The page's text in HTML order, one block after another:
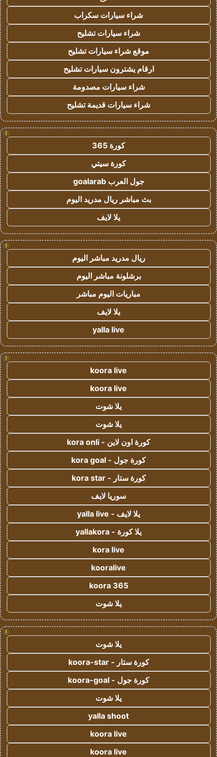
شراء سيارات سكراب
شراء سيارات تشليح
موقع شراء سيارات تشليح
ارقام يشترون سيارات تشليح
شراء سيارات مصدومة
شراء سيارات قديمة تشليح
!
كورة 365
كورة سيتي
جول العرب goalarab
بث مباشر ريال مدريد اليوم
يلا لايف
!
ريال مدريد مباشر اليوم
برشلونة مباشر اليوم
مباريات اليوم مباشر
يلا لايف
yalla live
!
koora live
koora live
يلا شوت
يلا شوت
كورة اون لاين - kora onli
كورة جول - kora goal
كورة ستار - kora star
سوريا لايف
يلا لايف - yalla live
يلا كورة - yallakora
kora live
kooralive
koora 365
يلا شوت
!
يلا شوت
كورة ستار - koora-star
كورة جول - koora-goal
يلا شوت
yalla shoot
koora live
koora live